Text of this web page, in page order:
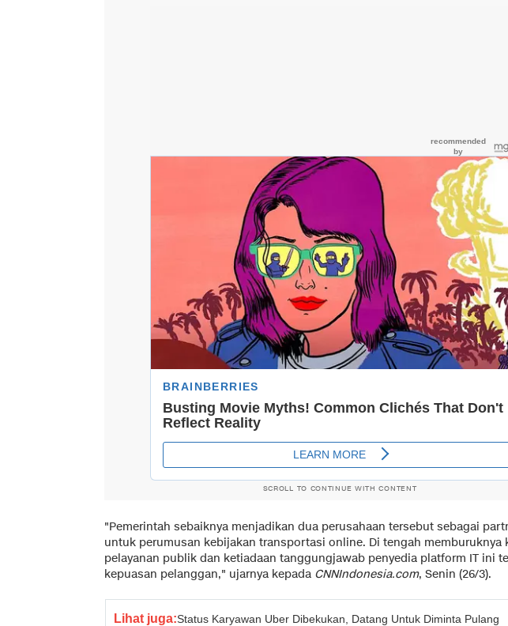
SCROLL TO CONTINUE WITH CONTENT
"Pemerintah sebaiknya menjadikan dua perusahaan tersebut sebagai
untuk perumusan kebijakan transportasi online. Di tengah memburuknya
pelayanan publik dan ketiadaan tanggungjawab penyedia platform IT ini
kepuasan pelanggan," ujarnya kepada CNNIndonesia.com, Senin (26/3).
Lihat juga:Status Karyawan Uber Dibekukan, Datang Untuk Diminta Pulang